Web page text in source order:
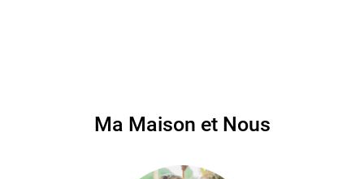
Ma Maison et Nous